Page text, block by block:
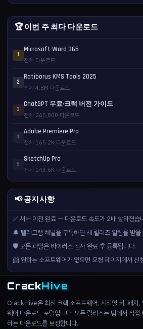
🏆 이번 주 최다 다운로드
1
Microsoft Word 365
전체 다운로드
2
Ratiborus KMS Tools 2025
전체 4.8M 다운로드
3
ChatGPT 무료·크랙 버전 가이드
전체 245,800 다운로드
4
Adobe Premiere Pro
전체 165.2K 다운로드
5
SketchUp Pro
전체 143.6K 다운로드
📢 공지사항
✅ 서버 이전 완료 — 다운로드 속도가 2배 빨라졌습
🔔 텔레그램 채널을 구독하면 새 릴리즈 알림을 받을
🛡️ 모든 파일은 바이러스 검사 완료 후 등록됩니다.
📨 원하는 소프트웨어가 없으면 요청 페이지에서 신
CrackHive
CrackHive은 최신 크랙 소프트웨어, 시리얼 키, 패치,
웨어 다운로드 포털입니다. 모든 릴리즈는 팀에서 직
하는 다운로드를 보장합니다.